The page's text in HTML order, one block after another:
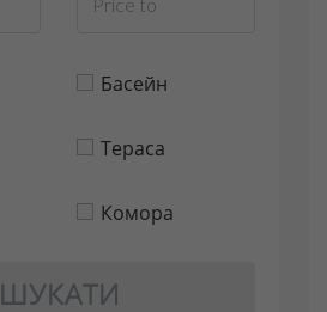
Басейн
Тераса
Комора
ШУКАТИ